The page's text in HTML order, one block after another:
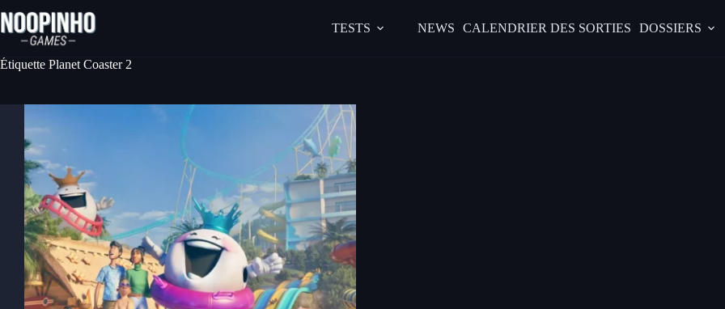
au
contenu
TESTS NEWS CALENDRIER DES SORTIES DOSSIERS
Étiquette Planet Coaster 2